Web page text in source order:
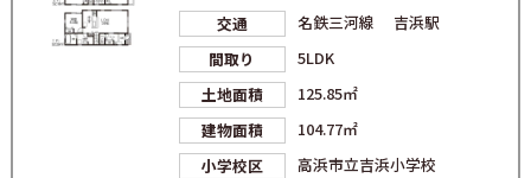
交通
名鉄三河線 吉浜駅
間取り
5LDK
土地面積
125.85㎡
建物面積
104.77㎡
小学校区
高浜市立吉浜小学校